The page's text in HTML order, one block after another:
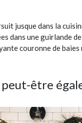
jusque dans la
dans une guirlande
couronne de baies
peut-être